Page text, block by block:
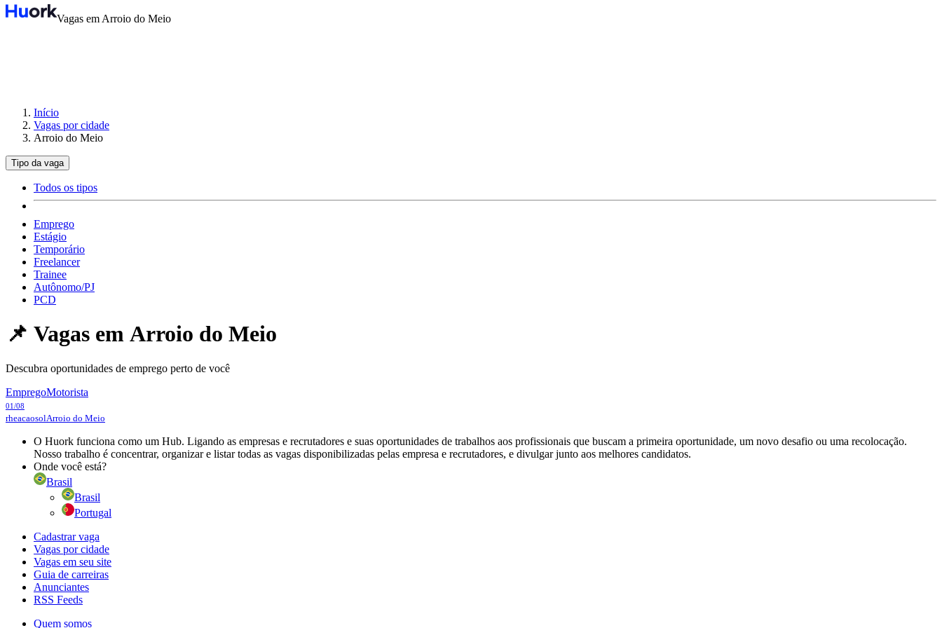
Vagas em Arroio do Meio
Início
Vagas por cidade
Arroio do Meio
Tipo da vaga
Todos os tipos
Emprego
Estágio
Temporário
Freelancer
Trainee
Autônomo/PJ
PCD
📌 Vagas em Arroio do Meio
Descubra oportunidades de emprego perto de você
EmpregoMotorista
01/08
rheacaosolArroio do Meio
O Huork funciona como um Hub. Ligando as empresas e recrutadores e suas oportunidades de trabalhos aos profissionais que buscam a primeira oportunidade, um novo desafio ou uma recolocação.
Nosso trabalho é concentrar, organizar e listar todas as vagas disponibilizadas pelas empresa e recrutadores, e divulgar junto aos melhores candidatos.
Onde você está?
Brasil
Brasil
Portugal
Cadastrar vaga
Vagas por cidade
Vagas em seu site
Guia de carreiras
Anunciantes
RSS Feeds
Quem somos